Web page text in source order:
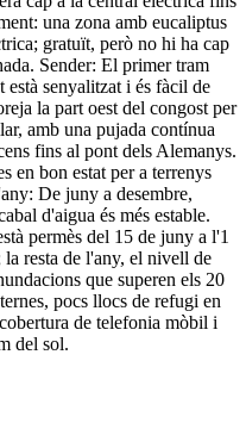
una zona amb eucaliptus
gratuït, però no hi ha cap
Sender: El primer tram
senyalitzat i és fàcil de
la part oest del congost per
amb una pujada contínua
fins al pont dels Alemanys.
en bon estat per a terrenys
De juny a desembre,
d'aigua és més estable.
permès del 15 de juny a l'1
resta de l'any, el nivell de
que superen els 20
pocs llocs de refugi en
de telefonia mòbil i
del sol.